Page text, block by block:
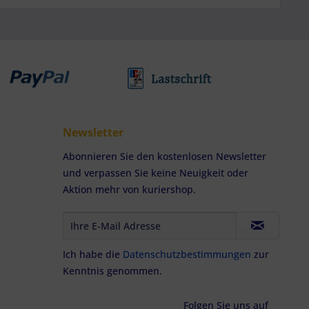
Newsletter
Abonnieren Sie den kostenlosen Newsletter
und verpassen Sie keine Neuigkeit oder
Aktion mehr von kuriershop.
Ich habe die Datenschutzbestimmungen zur
Kenntnis genommen.
Folgen Sie uns auf